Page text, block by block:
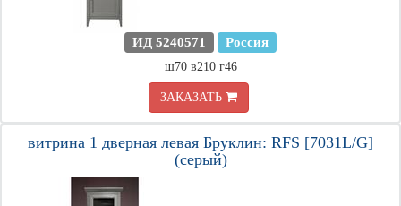
ИД 5240571 Россия
ш70 в210 г46
ЗАКАЗАТЬ
витрина 1 дверная левая Бруклин: RFS [7031L/G]
(серый)